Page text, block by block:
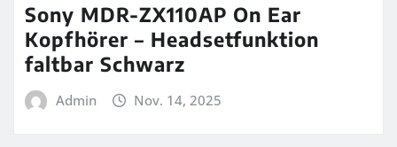
Sony MDR-ZX110AP On Ear
Kopfhörer – Headsetfunktion
faltbar Schwarz
Admin Nov. 14, 2025